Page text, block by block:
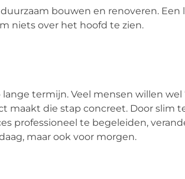
bouwen en renoveren. Een
niets over het hoofd te zien.
termijn. Veel mensen willen wel
maakt die stap concreet. Door slim
professioneel te begeleiden,
maar ook voor morgen.